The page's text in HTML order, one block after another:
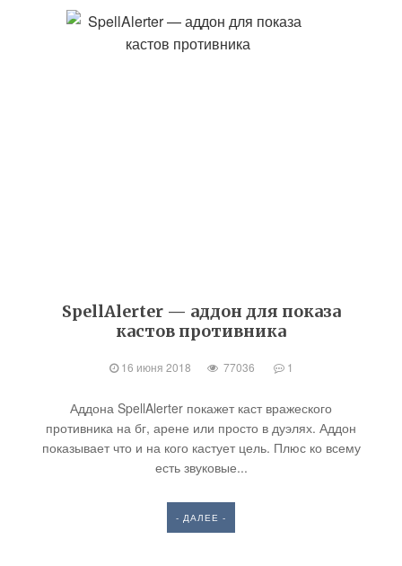
SpellAlerter — аддон для показа
кастов противника
16 июня 2018 77036 1
Аддона SpellAlerter покажет каст вражеского
противника на бг, арене или просто в дуэлях. Аддон
показывает что и на кого кастует цель. Плюс ко всему
есть звуковые...
- ДАЛЕЕ -